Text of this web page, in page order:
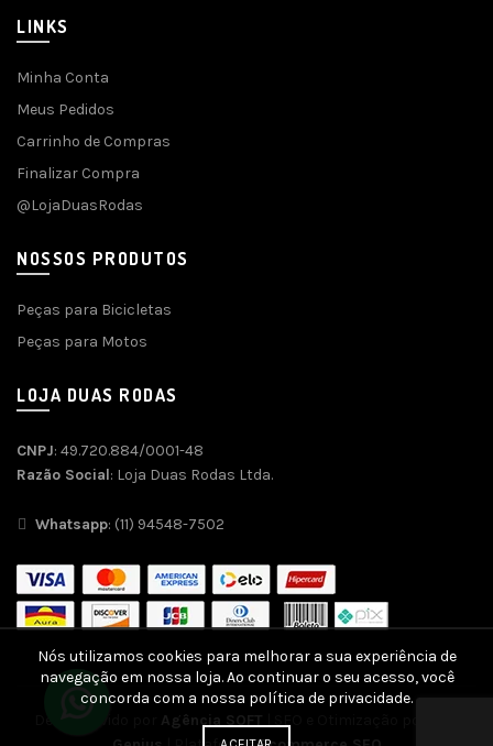
LINKS
Minha Conta
Meus Pedidos
Carrinho de Compras
Finalizar Compra
@LojaDuasRodas
NOSSOS PRODUTOS
Peças para Bicicletas
Peças para Motos
LOJA DUAS RODAS
CNPJ: 49.720.884/0001-48
Razão Social: Loja Duas Rodas Ltda.
Whatsapp: (11) 94548-7502
Agência SOFT
Nós utilizamos cookies para melhorar a sua experiência de
navegação em nossa loja. Ao continuar o seu acesso, você
concorda com a nossa política de privacidade.